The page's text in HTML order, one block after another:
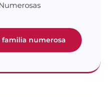
numerosa